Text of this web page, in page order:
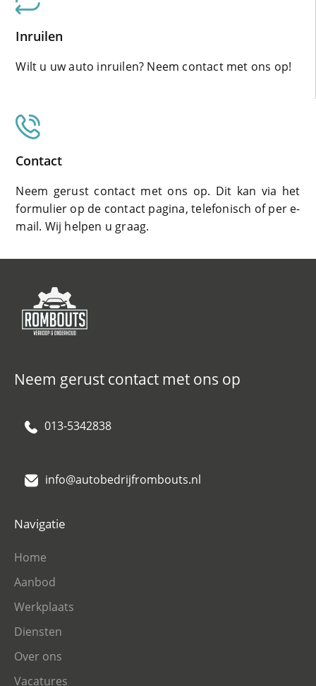
Inruilen
Wilt u uw auto inruilen? Neem contact met ons op!
Contact
Neem gerust contact met ons op. Dit kan via het
formulier op de contact pagina, telefonisch of per e-
mail. Wij helpen u graag.
Neem gerust contact met ons op
013-5342838
info@autobedrijfrombouts.nl
Navigatie
Home
Aanbod
Werkplaats
Diensten
Over ons
Vacatures